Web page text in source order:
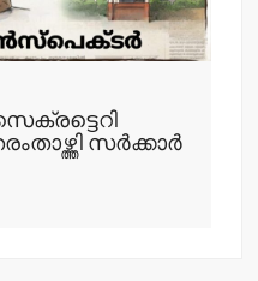
സര്‍ക്കാര്‍